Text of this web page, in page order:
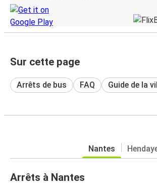
Sur cette page
Arrêts de bus FAQ Guide de la
Nantes
Arrêts à Nantes